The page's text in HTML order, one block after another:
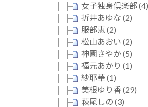
女子独身倶楽部 (4)
折井あゆな (2)
服部恵 (2)
松山あおい (2)
神園さやか (5)
福元あかり (1)
紗耶華 (1)
美根ゆり香 (29)
萩尾しの (3)